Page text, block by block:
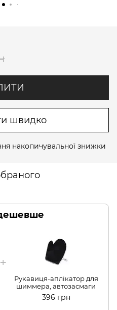
швидко
накопичувальної знижки
Рукавиця-аплікатор для
шиммера, автозасмаги
396 грн